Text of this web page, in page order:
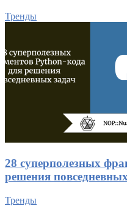
Тренды
28 суперполезных
решения
Тренды